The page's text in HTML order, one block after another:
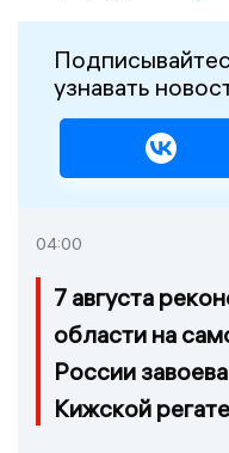
узнавать
04:00
7 августа
области на
России
Кижской регате